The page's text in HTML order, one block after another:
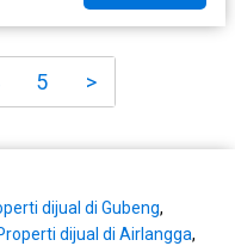
5 >
dijual di Gubeng,
dijual di Airlangga,